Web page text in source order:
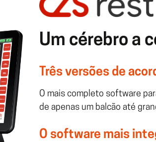
Um cérebro a
Três versões de
O mais completo software
de apenas um balcão até
O software mais